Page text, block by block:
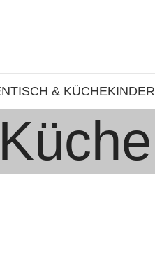
TISCH & KÜCHEKINDER